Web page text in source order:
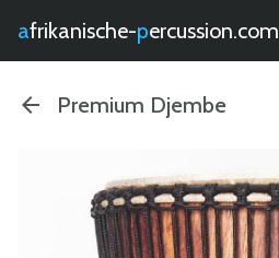
afrikanische- percussion.com
Premium Djembe